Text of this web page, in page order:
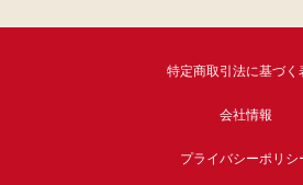
特定商取引法に基づく
会社情報
プライバシーポリシ